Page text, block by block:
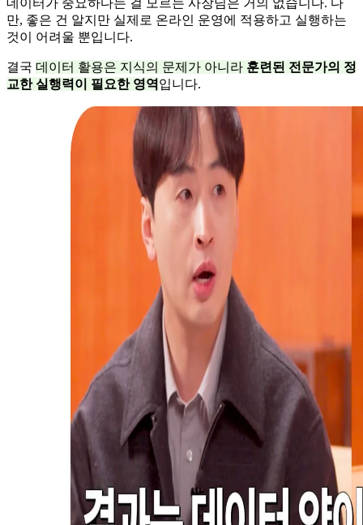
데이터가 중요하다는 걸 모르는 사장님은 거의 없습니다. 다
만, 좋은 건 알지만 실제로 온라인 운영에 적용하고 실행하는
것이 어려울 뿐입니다.
결국 데이터 활용은 지식의 문제가 아니라 훈련된 전문가의 정
교한 실행력이 필요한 영역입니다.